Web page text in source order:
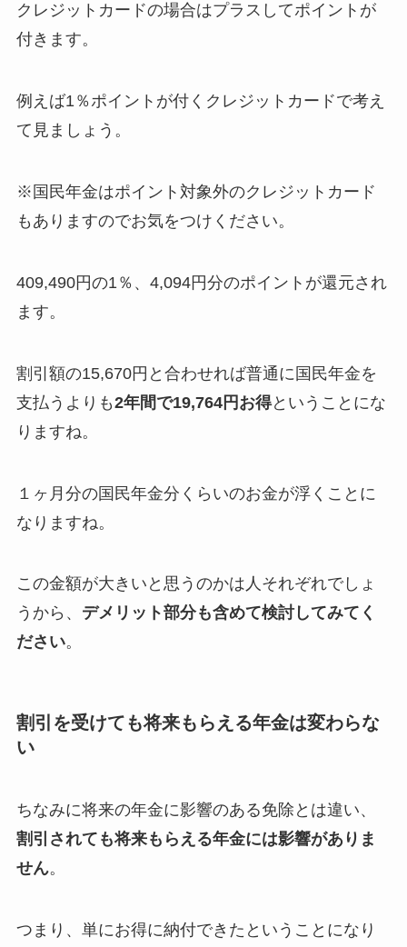
クレジットカードの場合はプラスしてポイントが
付きます。
例えば1％ポイントが付くクレジットカードで考え
て見ましょう。
※国民年金はポイント対象外のクレジットカード
もありますのでお気をつけください。
409,490円の1％、4,094円分のポイントが還元され
ます。
割引額の15,670円と合わせれば普通に国民年金を
支払うよりも2年間で19,764円お得ということにな
りますね。
１ヶ月分の国民年金分くらいのお金が浮くことに
なりますね。
この金額が大きいと思うのかは人それぞれでしょ
うから、 デメリット部分も含めて検討してみてく
ださい。
割引を受けても将来もらえる年金は変わらな
い
ちなみに将来の年金に影響のある免除とは違い、
割引されても将来もらえる年金には影響がありま
せん。
つまり、単にお得に納付できたということになり